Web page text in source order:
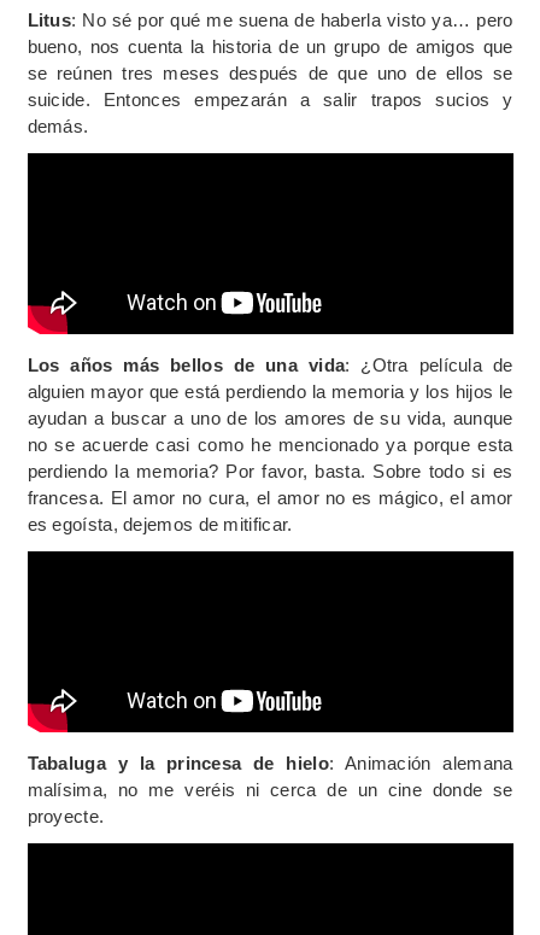
Litus: No sé por qué me suena de haberla visto ya… pero
bueno, nos cuenta la historia de un grupo de amigos que
se reúnen tres meses después de que uno de ellos se
suicide. Entonces empezarán a salir trapos sucios y
demás.
Los años más bellos de una vida: ¿Otra película de
alguien mayor que está perdiendo la memoria y los hijos le
ayudan a buscar a uno de los amores de su vida, aunque
no se acuerde casi como he mencionado ya porque esta
perdiendo la memoria? Por favor, basta. Sobre todo si es
francesa. El amor no cura, el amor no es mágico, el amor
es egoísta, dejemos de mitificar.
Tabaluga y la princesa de hielo: Animación alemana
malísima, no me veréis ni cerca de un cine donde se
proyecte.